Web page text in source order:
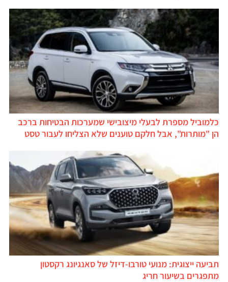
כלמוביל מספרת לבעלי מיצובישי שמערכות הבטיחות ברכב
הן "מותרות", אבל חלקם טוענים שלא הצליחו לעבור טסט
תביעה ייצוגית: מנועי טורבו-דיזל של סאנגיונג רקסטון
מתפגרים בשיעור חריג